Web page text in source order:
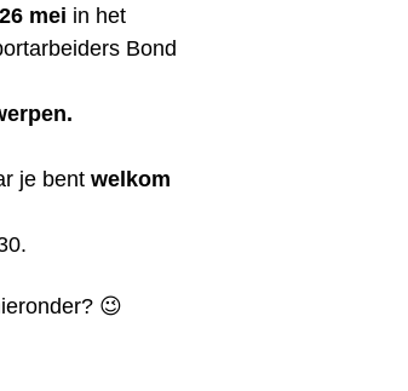
mei in het
Bond
je bent welkom
😉